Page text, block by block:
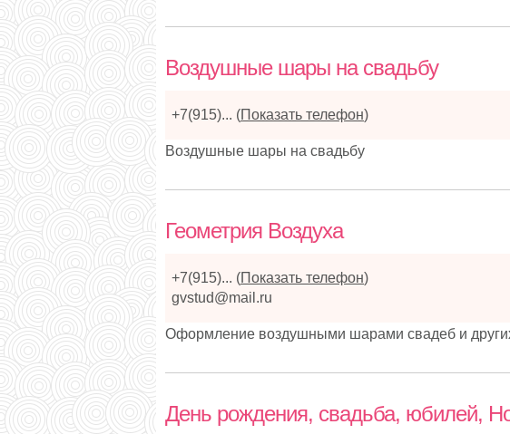
Воздушные шары на свадьбу
+7(915)... (Показать телефон)
Воздушные шары на свадьбу
Геометрия Воздуха
+7(915)... (Показать телефон)
gvstud@mail.ru
Оформление воздушными шарами свадеб и
День рождения, свадьба, юбилей,